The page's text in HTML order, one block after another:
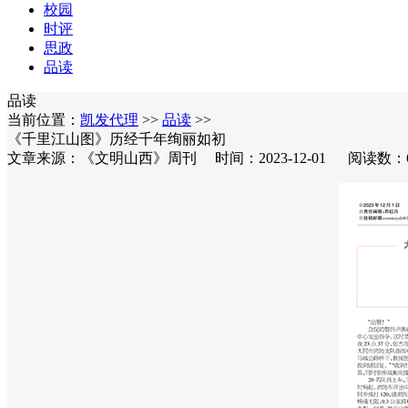
校园
时评
思政
品读
品读
当前位置： 凯发代理 >> 品读 >>
《千里江山图》历经千年绚丽如初
文章来源：《文明山西》周刊 时间：2023-12-01 阅读数：